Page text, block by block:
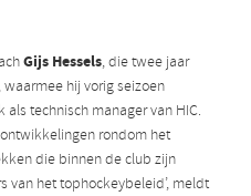
Gijs Hessels, die twee jaar
hij vorig seizoen
technisch manager van HIC.
rondom het
die binnen de club zijn
van het tophockeybeleid’, meldt